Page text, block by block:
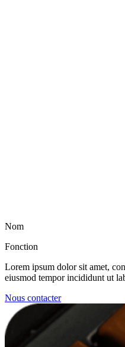
Nom
Fonction
Lorem ipsum dolor sit amet,
eiusmod tempor incididunt ut
Nous contacter